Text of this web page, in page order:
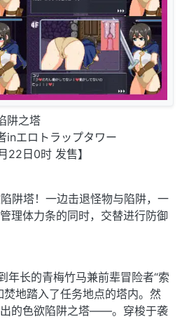
阱之塔
inエロトラップタワー
22日0时 发售】
阱塔！一边击退怪物与陷阱，一
理体力条的同时，交替进行防御
年长的青梅竹马兼前辈冒险者“索
焚地踏入了任务地点的塔内。然
的色欲陷阱之塔——。穿梭于袭